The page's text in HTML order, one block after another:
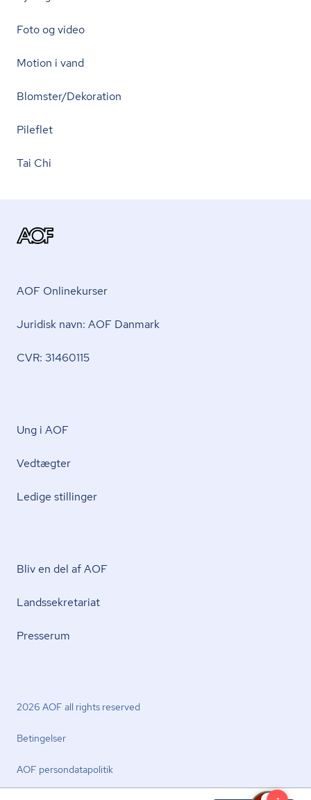
Foto og video
Motion i vand
Blomster/Dekoration
Pileflet
Tai Chi
AOF Onlinekurser
Juridisk navn: AOF Danmark
CVR: 31460115
Ung i AOF
Vedtægter
Ledige stillinger
Bliv en del af AOF
Lands­se­kre­ta­ri­at
Presserum
2026 AOF all rights reserved
Betingelser
AOF per­son­da­ta­po­li­tik